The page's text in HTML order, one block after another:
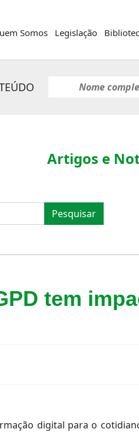
Somos Legislação
Pesquisar
Artigos e
tem
digital para o